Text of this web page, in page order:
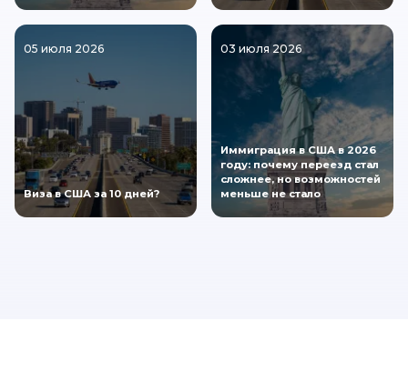
05 июля 2026
Виза в США за 10 дней?
03 июля 2026
Иммиграция в США в 2026
году: почему переезд стал
сложнее, но возможностей
меньше не стало